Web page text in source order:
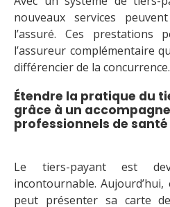
nouveaux services
l’assuré. Ces prestations
l’assureur complémentaire
différencier de la concurrence.
Étendre la pratique du
grâce à un
professionnels de santé
Le tiers-payant est
incontournable. Aujourd’hui,
peut présenter sa carte